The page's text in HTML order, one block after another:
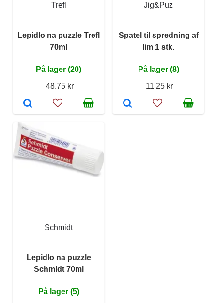
Trefl
Lepidlo na puzzle Trefl
70ml
På lager (20)
48,75 kr
Jig&Puz
Spatel til spredning af
lim 1 stk.
På lager (8)
11,25 kr
Schmidt
Lepidlo na puzzle
Schmidt 70ml
På lager (5)